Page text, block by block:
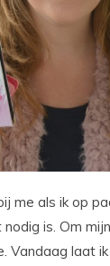
me als ik op
is. Om
Vandaag laat